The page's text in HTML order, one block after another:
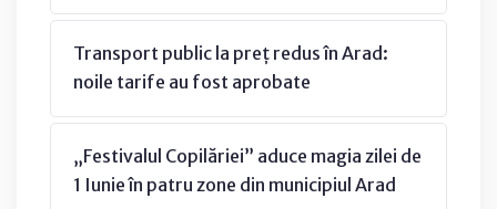
Transport public la preț redus în Arad:
noile tarife au fost aprobate
„Festivalul Copilăriei” aduce magia zilei de
1 Iunie în patru zone din municipiul Arad